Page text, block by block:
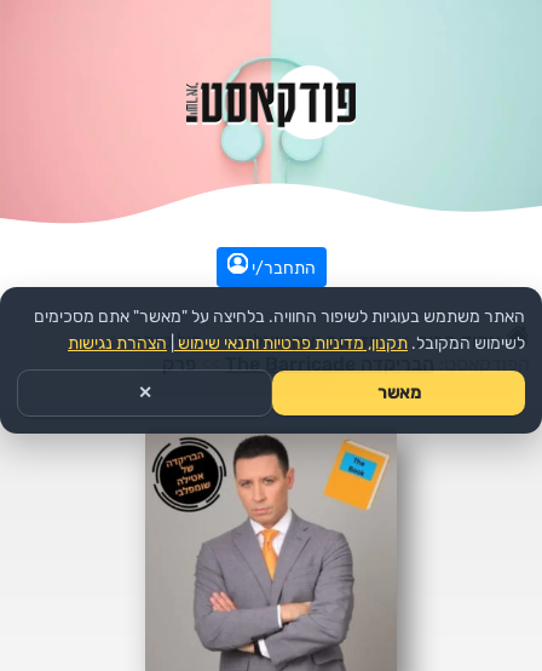
התחבר/י
עמוד הבית >> חדשות ואקטואליה >> פוליטיקה >>
>>פרק
האתר משתמש בעוגיות לשיפור החוויה. בלחיצה על "מאשר" אתם מסכימים
לשימוש המקובל. תקנון, מדיניות פרטיות ותנאי שימוש הצהרת נגישות
מאשר ✕